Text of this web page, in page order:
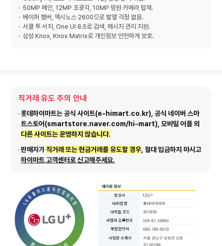
50MP 메인, 12MP 초광각, 10MP 망원 카메라 탑재.
베이퍼 챔버, 엑시노스 2600으로 발열 걱정 없음.
서클 투 서치, One UI 8.5로 검색, 메시지 관리 지원.
삼성 Knox, Knox Matrix로 개인정보 안전하게 보호.
직거래 유도 주의 안내
롯데하이마트는 공식 사이트(e-himart.co.kr), 공식 네이버 스마
트스토어(smartstore.naver.com/hi-mart), 모바일 어플 외
다른 사이트는 운영하지 않습니다.
판매자가직거래 또는 현금거래를 유도할 경우, 절대 입금하지 마시고
하이마트 고객센터로 신고해주세요.